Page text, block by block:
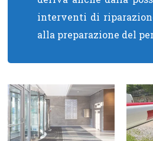
interventi di
alla preparazione del